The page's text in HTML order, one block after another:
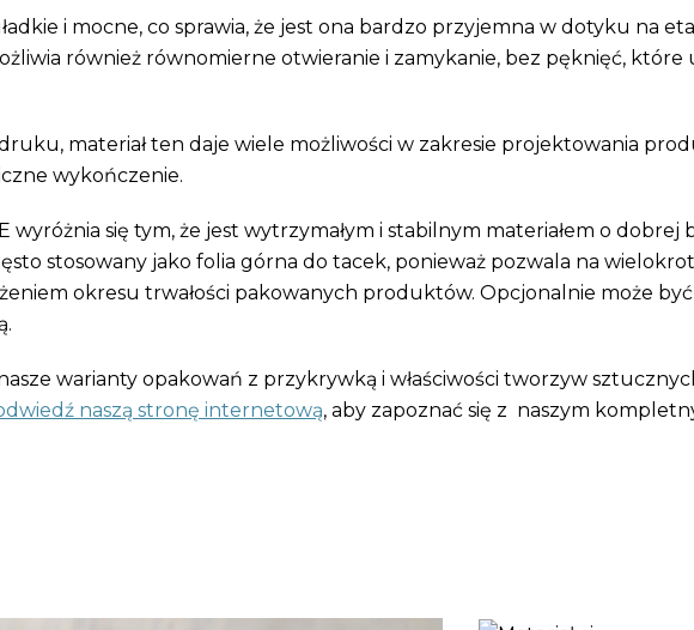
i mocne, co sprawia, że jest ona bardzo przyjemna w dotyku na
również równomierne otwieranie i zamykanie, bez pęknięć, które
materiał ten daje wiele możliwości w zakresie projektowania
wykończenie.
wyróżnia się tym, że jest wytrzymałym i stabilnym materiałem o dobrej
stosowany jako folia górna do tacek, ponieważ pozwala na
okresu trwałości pakowanych produktów. Opcjonalnie może być
warianty opakowań z przykrywką i właściwości tworzyw
naszą stronę internetową, aby zapoznać się z naszym